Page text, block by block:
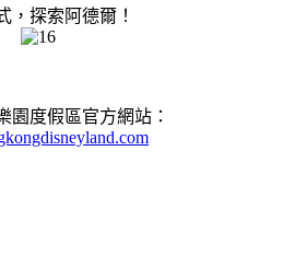
，探索阿德爾！
園度假區官方網站：